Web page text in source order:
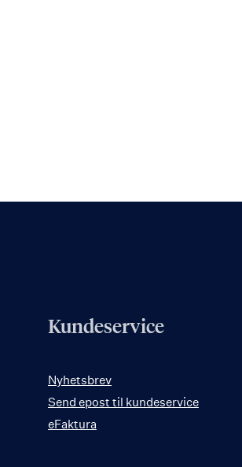
Kundeservice
Nyhetsbrev
Send epost til kundeservice
eFaktura